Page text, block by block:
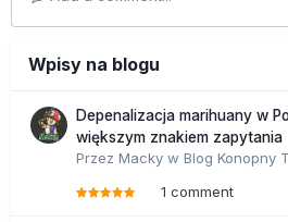
Wpisy na blogu
Depenalizacja marihuany w
większym znakiem zapytania
Przez Macky w Blog Konopny
1 comment